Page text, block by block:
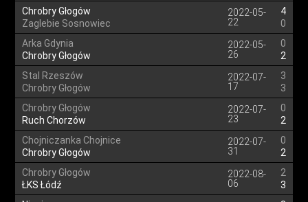
Chrobry Głogów
Zaglebie Sosnowiec
2022-05-
22
4
0
Arka Gdynia
Chrobry Głogów
2022-05-
26
0
2
Stal Rzeszów
Chrobry Głogów
2022-07-
17
3
3
Chrobry Głogów
Ruch Chorzów
2022-07-
23
0
2
Chojniczanka Chojnice
Chrobry Głogów
2022-07-
31
0
2
Chrobry Głogów
ŁKS Łódź
2022-08-
06
2
3